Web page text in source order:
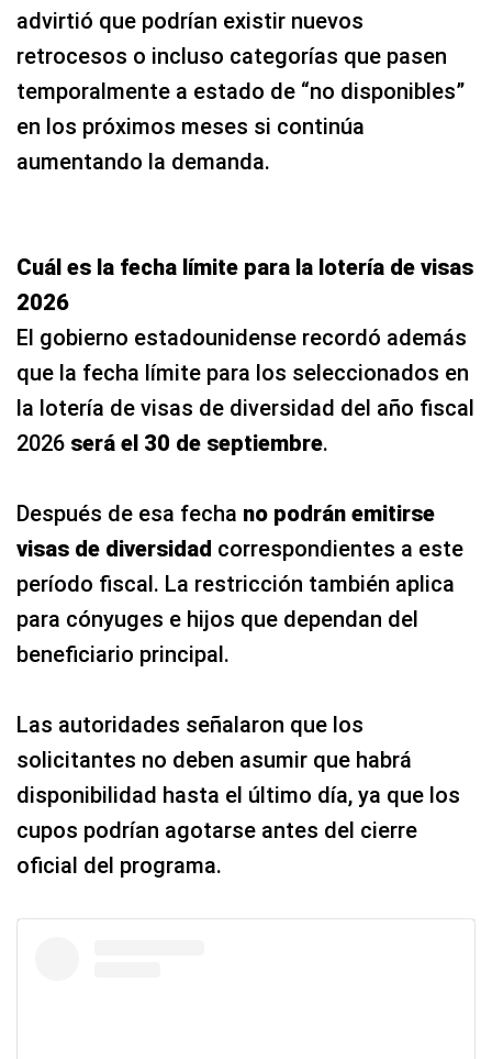
advirtió que podrían existir nuevos
retrocesos o incluso categorías que pasen
temporalmente a estado de “no disponibles”
en los próximos meses si continúa
aumentando la demanda.
Cuál es la fecha límite para la lotería de visas
2026
El gobierno estadounidense recordó además
que la fecha límite para los seleccionados en
la lotería de visas de diversidad del año fiscal
2026 será el 30 de septiembre.
Después de esa fecha no podrán emitirse
visas de diversidad correspondientes a este
período fiscal. La restricción también aplica
para cónyuges e hijos que dependan del
beneficiario principal.
Las autoridades señalaron que los
solicitantes no deben asumir que habrá
disponibilidad hasta el último día, ya que los
cupos podrían agotarse antes del cierre
oficial del programa.